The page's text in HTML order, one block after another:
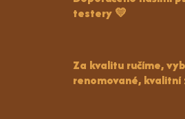
testery 💛
Za kvalitu ručíme,
renomované, kvalitní